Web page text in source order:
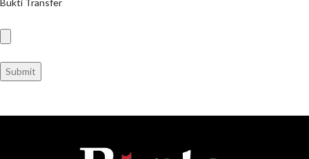
Bukti Transfer